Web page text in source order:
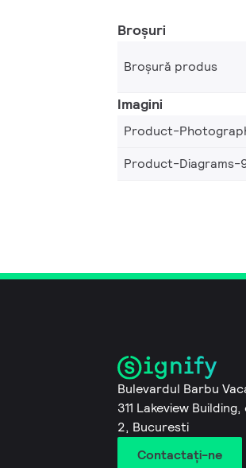
Broșuri
Broșură produs
Imagini
Product-
Product-Diagrams-
Bulevardul Barbu
311 Lakeview
2, Bucuresti
Contactaţi-ne